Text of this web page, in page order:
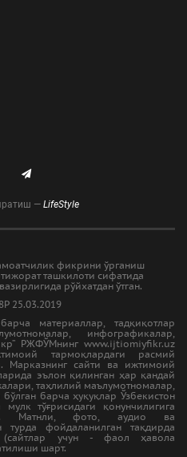
— LifeStyle
фикрини ўрганиш
ташкилоти сифатида
рўйхатдан ўтган.
25.03.2019
материаллар, тадқиқотлар
инфографикалар,
РЖФЎМнинг www.ijtiomiyfikr.uz
тармоқлардаги расмий
Марказнинг сайти ва ижтимоий
эълон қилинган ҳар қандай
таҳлилий маълумотномалар,
барча ҳуқуқлар Ўзбекистон
мулк тўғрисидаги қонунчилигига
Матнли, фото, аудио ва
турда фойдаланилган тақдирда
учун - фаол ҳавола
шарт.